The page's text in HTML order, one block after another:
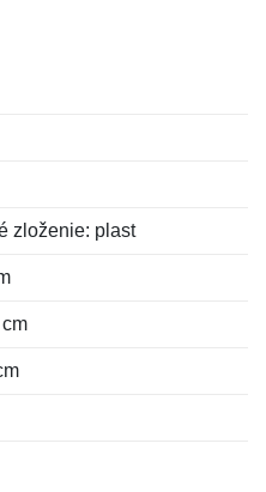
zloženie: plast